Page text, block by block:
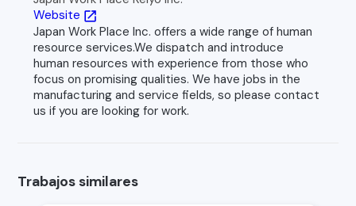
Website open_in_new
Japan Work Place Inc. offers a wide range of human
resource services.We dispatch and introduce
human resources with experience from those who
focus on promising qualities. We have jobs in the
manufacturing and service fields, so please contact
us if you are looking for work.
Trabajos similares